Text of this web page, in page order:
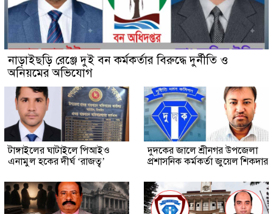
নাড়াইছড়ি রেঞ্জে দুই বন কর্মকর্তার বিরুদ্ধে দুর্নীতি ও
অনিয়মের অভিযোগ
টাঙ্গাইলের ঘাটাইলে পিআইও
এনামুল হকের দীর্ঘ ‘রাজত্ব’
দুদকের জালে শ্রীনগর উপজেলা
প্রশাসনিক কর্মকর্তা জুয়েল শিকদার